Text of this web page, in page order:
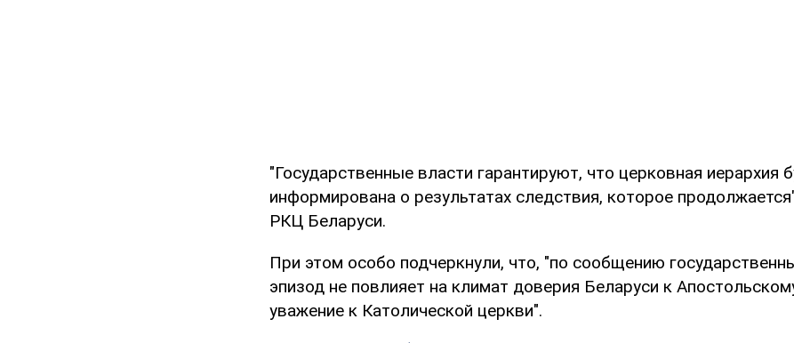
"Государственные власти гарантируют, что церковная иерархия
информирована о результатах следствия, которое
РКЦ Беларуси.
При этом особо подчеркнули, что, "по сообщению
эпизод не повлияет на климат доверия Беларуси к
уважение к Католической церкви".